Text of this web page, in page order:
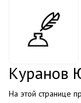
Куранов
На этой странице